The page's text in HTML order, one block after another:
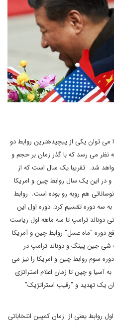
می توان یکی از پیچیده­ترین روابط دو
می رسد که با گذر زمان بر حجم و
شد. تقریبا یک سال است که از
در این یک سال روابط چین و امریکا
هم روبه رو بوده است. روابط
2017 را می توان به سه دوره تقسیم کرد. دوره اول این
دونالد ترامپ تا سه ماهه اول ریاست
دوره "ماه عسل" روابط چین و آمریکا
شی جین پینگ و دونالد ترامپ در
سوم روابط چین و امریکا را نیز می
ترامپ به آسیا و چین تا زمان اعلام استراتژی
یک تهدید و "رقیب استراتژیک"
روابط یعنی از زمان کمپین انتخاباتی